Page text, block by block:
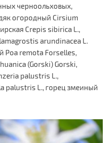
черноольховых,
огородный Cirsium
Crepis sibirica L.,
arundinacea L.
Poa remota Forselles,
(Gorski) Gorski,
palustris L.,
palustris L., горец змеиный